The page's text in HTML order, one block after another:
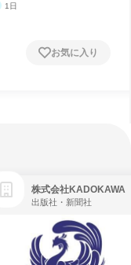
1日
お気に入り
株式会社KADOKAWA
出版社・新聞社